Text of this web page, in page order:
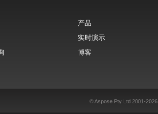
产品
实时演示
博客
© Aspose Pty Ltd 2001-2026.